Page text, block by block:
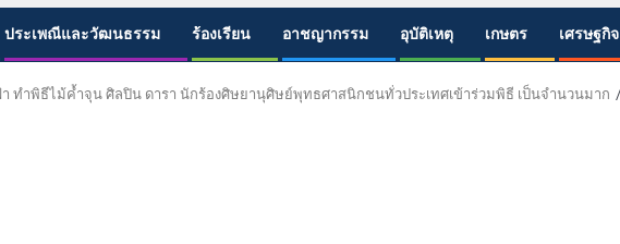
ประเพณีและวัฒนธรรม ร้องเรียน อาชญากรรม อุบัติเหตุ เกษตร เศรษฐกิจ
ำพิธีไม้ค้ำจุน ศิลปิน ดารา นักร้องศิษยานุศิษย์พุทธศาสนิกชนทั่วประเทศเข้าร่วมพิธี เป็นจำนวนมาก